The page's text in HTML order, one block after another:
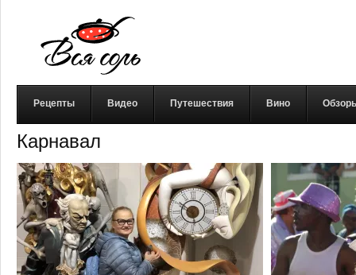
Рецепты Видео Путешествия Вино
Карнавал